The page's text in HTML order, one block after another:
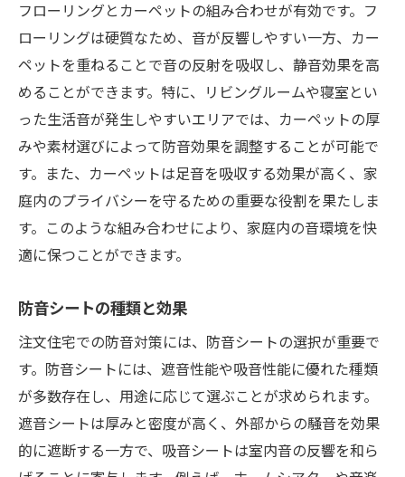
フローリングとカーペットの組み合わせが有効です。フ
ローリングは硬質なため、音が反響しやすい一方、カー
ペットを重ねることで音の反射を吸収し、静音効果を高
めることができます。特に、リビングルームや寝室とい
った生活音が発生しやすいエリアでは、カーペットの厚
みや素材選びによって防音効果を調整することが可能で
す。また、カーペットは足音を吸収する効果が高く、家
庭内のプライバシーを守るための重要な役割を果たしま
す。このような組み合わせにより、家庭内の音環境を快
適に保つことができます。
防音シートの種類と効果
注文住宅での防音対策には、防音シートの選択が重要で
す。防音シートには、遮音性能や吸音性能に優れた種類
が多数存在し、用途に応じて選ぶことが求められます。
遮音シートは厚みと密度が高く、外部からの騒音を効果
的に遮断する一方で、吸音シートは室内音の反響を和ら